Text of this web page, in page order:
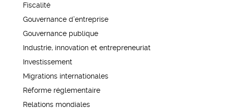
Fiscalité
Gouvernance d’entreprise
Gouvernance publique
Industrie, innovation et entrepreneuriat
Investissement
Migrations internationales
Réforme réglementaire
Relations mondiales